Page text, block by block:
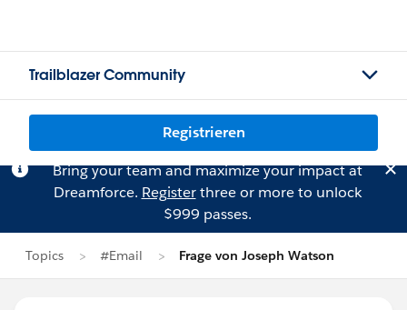
Trailblazer Community
Registrieren
Bring your team and maximize your impact at
Dreamforce. Registerthree or more to unlock
$999 passes.
Topics #Email Frage von Joseph Watson